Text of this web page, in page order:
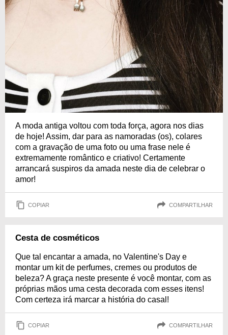
A moda antiga voltou com toda força, agora nos dias
de hoje! Assim, dar para as namoradas (os), colares
com a gravação de uma foto ou uma frase nele é
extremamente romântico e criativo! Certamente
arrancará suspiros da amada neste dia de celebrar o
amor!
COPIAR COMPARTILHAR
Cesta de cosméticos
Que tal encantar a amada, no Valentine's Day e
montar um kit de perfumes, cremes ou produtos de
beleza? A graça neste presente é você montar, com as
próprias mãos uma cesta decorada com esses itens!
Com certeza irá marcar a história do casal!
COPIAR COMPARTILHAR